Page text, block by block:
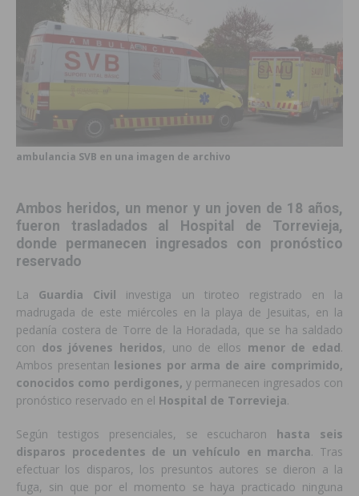
ambulancia SVB en una imagen de archivo
Ambos heridos, un menor y un joven de 18 años,
fueron trasladados al Hospital de Torrevieja,
donde permanecen ingresados con pronóstico
reservado
La Guardia Civil investiga un tiroteo registrado en la
madrugada de este miércoles en la playa de Jesuitas, en la
pedanía costera de Torre de la Horadada, que se ha saldado
con dos jóvenes heridos, uno de ellos menor de edad.
Ambos presentan lesiones por arma de aire comprimido,
conocidos como perdigones, y permanecen ingresados con
pronóstico reservado en el Hospital de Torrevieja.
Según testigos presenciales, se escucharon hasta seis
disparos procedentes de un vehículo en marcha. Tras
efectuar los disparos, los presuntos autores se dieron a la
fuga, sin que por el momento se haya practicado ninguna